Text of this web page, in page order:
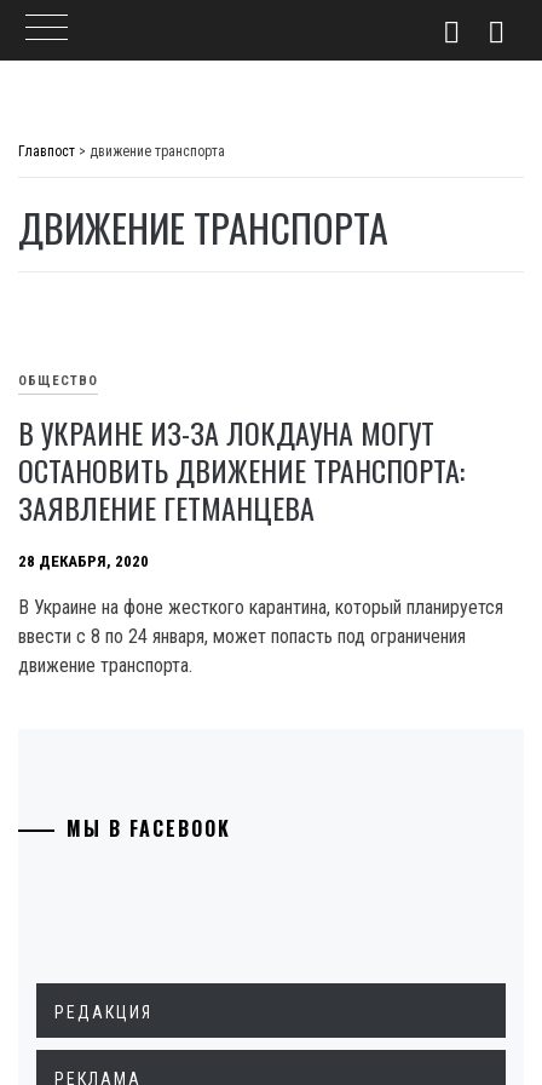
Главпост > движение транспорта
ДВИЖЕНИЕ ТРАНСПОРТА
ОБЩЕСТВО
В УКРАИНЕ ИЗ-ЗА ЛОКДАУНА МОГУТ
ОСТАНОВИТЬ ДВИЖЕНИЕ ТРАНСПОРТА:
ЗАЯВЛЕНИЕ ГЕТМАНЦЕВА
28 ДЕКАБРЯ, 2020
В Украине на фоне жесткого карантина, который планируется
ввести с 8 по 24 января, может попасть под ограничения
движение транспорта.
МЫ В FACEBOOK
РЕДАКЦИЯ
РЕКЛАМА